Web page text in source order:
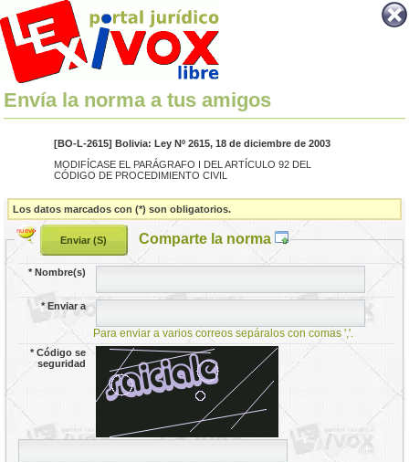
Envía la norma a tus amigos
[BO-L-2615] Bolivia: Ley Nº 2615, 18 de diciembre de 2003
MODIFÍCASE EL PARÁGRAFO I DEL ARTÍCULO 92 DEL
CÓDIGO DE PROCEDIMIENTO CIVIL
Los datos marcados con (*) son obligatorios.
Comparte la norma
*Nombre(s)
*Enviar a
Para enviar a varios correos sepáralos con comas ','.
*Código se
seguridad